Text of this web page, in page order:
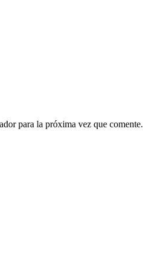
para la próxima vez que comente.